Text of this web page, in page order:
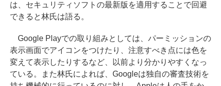
は、セキュリティソフトの最新版を適用することで回避
できると林氏は語る。
Google Playでの取り組みとしては、パーミッションの
表示画面でアイコンをつけたり、注意すべき点には色を
変えて表示したりするなど、以前より分かりやすくなっ
ている。また林氏によれば、Googleは独自の審査技術を